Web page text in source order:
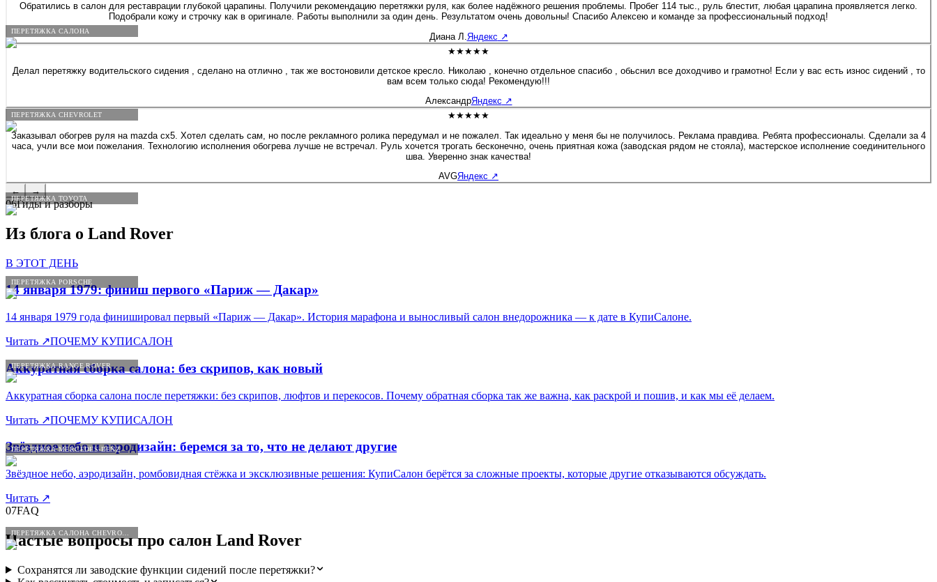
ПЕРЕТЯЖКА САЛОНА
ПЕРЕТЯЖКА CHEVROLET
ПЕРЕТЯЖКА TOYOTA
ПЕРЕТЯЖКА PORSCHE
ПЕРЕТЯЖКА RANGE ROVER
ПЕРЕТЯЖКА MERCEDES-BENZ
Обратились в салон для реставрации глубокой царапины. Получили рекомендацию перетяжки руля, как более надёжного решения проблемы. Пробег 114 тыс., руль блестит, любая царапина проявляется легко.
Подобрали кожу и строчку как в оригинале. Работы выполнили за один день. Результатом очень довольны! Спасибо Алексею и команде за профессиональный подход!
Диана Л. Яндекс ↗
★★★★★
Делал перетяжку водительского сидения , сделано на отлично , так же востоновили детское кресло. Николаю , конечно отдельное спасибо , обьснил все доходчиво и грамотно! Если у вас есть износ сидений , то
вам всем только сюда! Рекомендую!!!
АлександрЯндекс ↗
★★★★★
Заказывал обогрев руля на mazda cx5. Хотел сделать сам, но после рекламного ролика передумал и не пожалел. Так идеально у меня бы не получилось. Реклама правдива. Ребята профессионалы. Сделали за 4
часа, учли все мои пожелания. Технологию исполнения обогрева лучше не встречал. Руль хочется трогать бесконечно, очень приятная кожа (заводская рядом не стояла), мастерское исполнение соединительного
шва. Уверенно знак качества!
AVGЯндекс ↗
←
→
06Гиды и разборы
Из блога о Land Rover
В ЭТОТ ДЕНЬ
14 января 1979: финиш первого «Париж — Дакар»
14 января 1979 года финишировал первый «Париж — Дакар». История марафона и выносливый салон внедорожника — к дате в КупиСалоне.
Читать ↗ПОЧЕМУ КУПИСАЛОН
Аккуратная сборка салона: без скрипов, как новый
Аккуратная сборка салона после перетяжки: без скрипов, люфтов и перекосов. Почему обратная сборка так же важна, как раскрой и пошив, и как мы её делаем.
Читать ↗ПОЧЕМУ КУПИСАЛОН
Звёздное небо и аэродизайн: беремся за то, что не делают другие
Звёздное небо, аэродизайн, ромбовидная стёжка и эксклюзивные решения: КупиСалон берётся за сложные проекты, которые другие отказываются обсуждать.
Читать ↗
07FAQ
Частые вопросы про салон Land Rover
Сохранятся ли заводские функции сидений после перетяжки?